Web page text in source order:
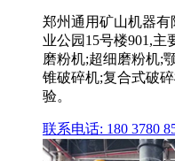
郑州通用矿山机器
业公园15号楼901,主
磨粉机;超细磨粉机;
锥破碎机;复合式破
验。
联系电话: 180 3780